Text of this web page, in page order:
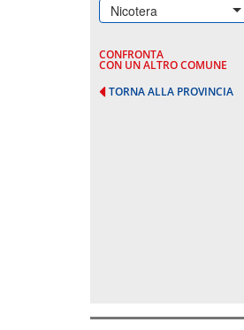
Nicotera
CONFRONTA
CON UN ALTRO COMUNE
TORNA ALLA PROVINCIA